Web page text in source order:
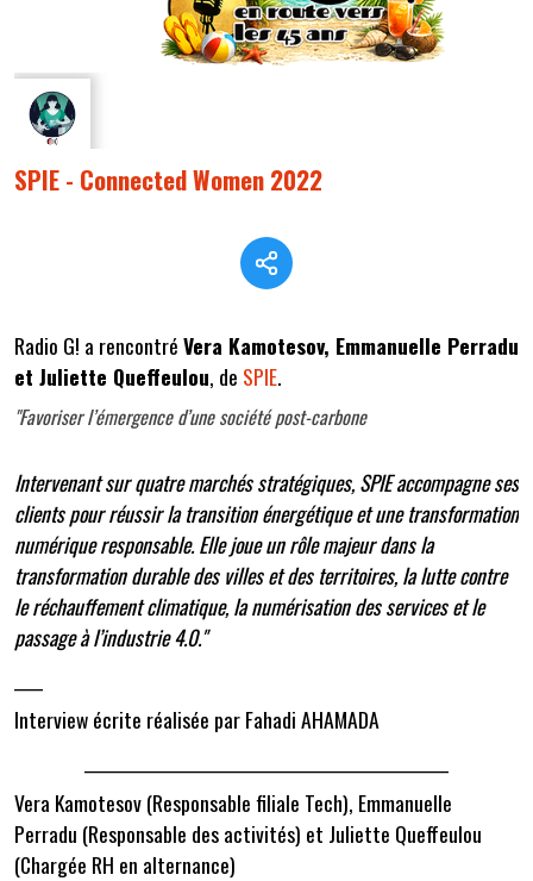
SPIE - Connected Women 2022
Radio G! a rencontréVera Kamotesov, Emmanuelle Perradu
et Juliette Queffeulou, de SPIE.
"Favoriser l’émergence d’une société post-carbone
Intervenant sur quatre marchés stratégiques, SPIE accompagne ses
clients pour réussir la transition énergétique et une transformation
numérique responsable. Elle joue un rôle majeur dans la
transformation durable des villes et des territoires, la lutte contre
le réchauffement climatique, la numérisation des services et le
passage à l’industrie 4.0."
Interview écrite réalisée par Fahadi AHAMADA
Vera Kamotesov (Responsable filiale Tech), Emmanuelle
Perradu (Responsable des activités) et Juliette Queffeulou
(Chargée RH en alternance)